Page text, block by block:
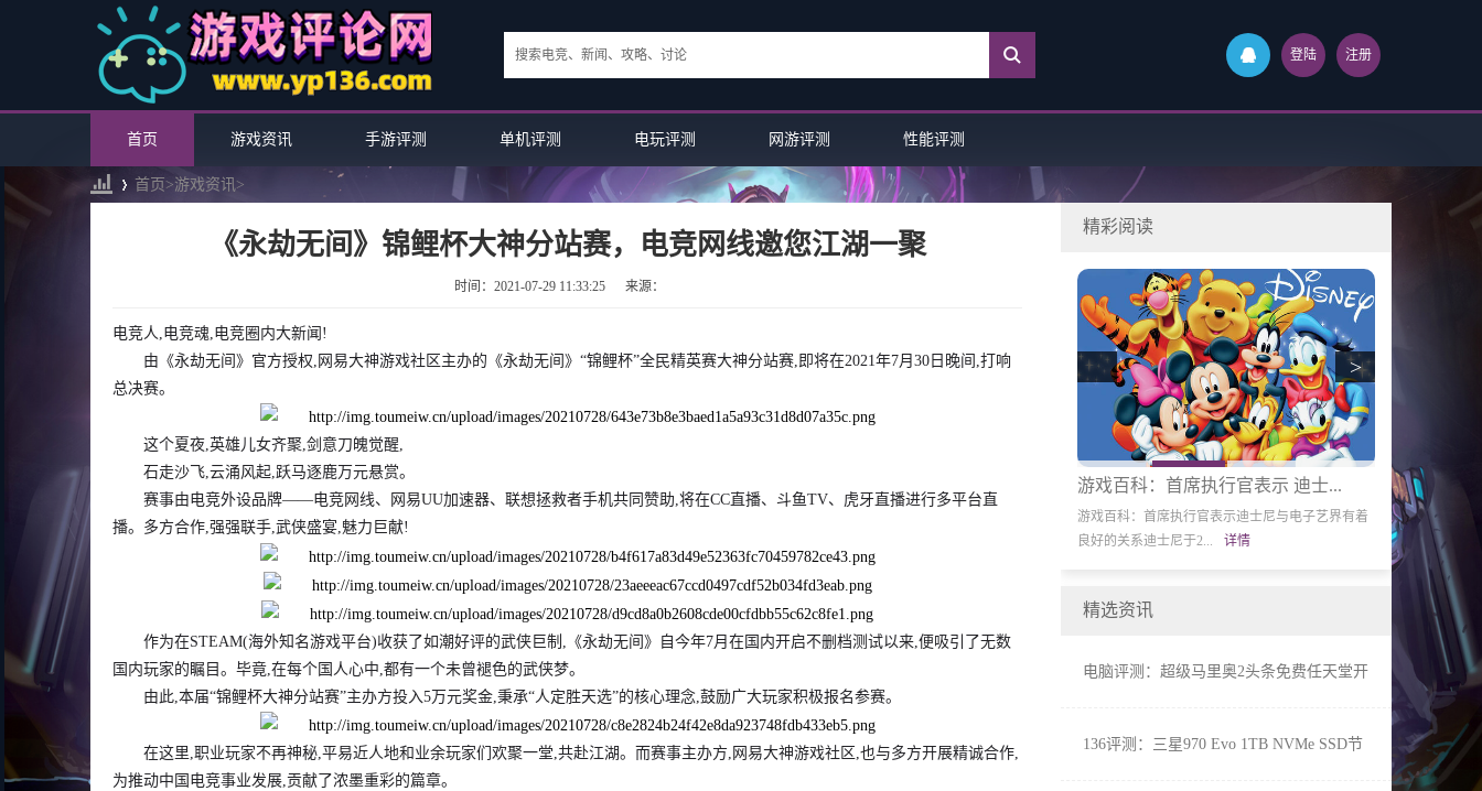
登陆 注册
首页 游戏资讯 手游评测 单机评测 电玩评测 网游评测 性能评测
首页>游戏资讯>
《永劫无间》锦鲤杯大神分站赛，电竞网线邀您江湖一聚
时间：2021-07-29 11:33:25 来源：
电竞人,电竞魂,电竞圈内大新闻!
由《永劫无间》官方授权,网易大神游戏社区主办的《永劫无间》“锦鲤杯”全民精英赛大神分站赛,即将在2021年7月30日晚间,打响
总决赛。
这个夏夜,英雄儿女齐聚,剑意刀魄觉醒,
石走沙飞,云涌风起,跃马逐鹿万元悬赏。
赛事由电竞外设品牌——电竞网线、
网易UU加速器、联想拯救者手机共同赞助,将在CC直播、斗鱼TV、虎牙直播进行多平台直
播。多方合作,强强联手,武侠盛宴,魅力巨献!
作为在STEAM(海外知名游戏平台)收获了如潮好评的武侠巨制,《永劫无间》自今年7月在国内开启不删档测试以来,便吸引了无数
国内玩家的瞩目。毕竟,在每个国人心中,都有一个未曾褪色的武侠梦。
由此,本届“锦鲤杯大神分站赛”主办方投入5万元奖金,秉承“人定胜天选”的核心理念,鼓励广大玩家积极报名参赛。
在这里,职业玩家不再神秘,平易近人地和业余玩家们欢聚一堂,共赴江湖。而赛事主办方,网易大神游戏社区,也与多方开展精诚合作,
为推动中国电竞事业发展,贡献了浓墨重彩的篇章。
精彩阅读
游戏试玩：戴尔Rakuten商店的所...
游戏试玩：戴尔Rakuten商店的所有商品今天均可享
受10％折扣您是想升...
详情
电脑评测：
电脑评测：电锯
如您所见，Trans-
>
精选资讯
电脑评测：超级马里奥2头条免费任天堂开
136评测：三星970 Evo 1TB NVMe SSD节